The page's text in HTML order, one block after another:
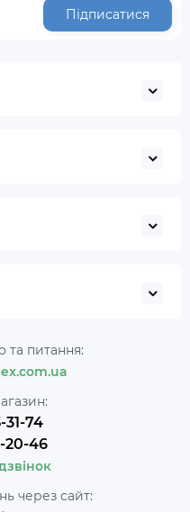
Підписатися
та питання:
31-74
20-46
через сайт: